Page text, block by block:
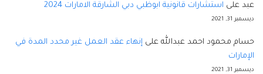
عبد على استشارات قانونية ابوظبي دبي الشارقة الامارات 2024
ديسمبر 31, 2021
حسام محمود احمد عبدالله على إنهاء عقد العمل غير محدد المدة في
الإمارات
ديسمبر 31, 2021